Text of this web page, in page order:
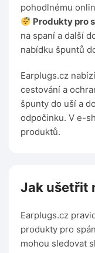
pohodlnému
Produkty pro
na spaní a další
nabídku špuntů
Earplugs.cz
cestování a
špunty do uší a
odpočinku. V e-
produktů.
Jak ušetřit
Earplugs.cz
produkty pro
mohou sledovat